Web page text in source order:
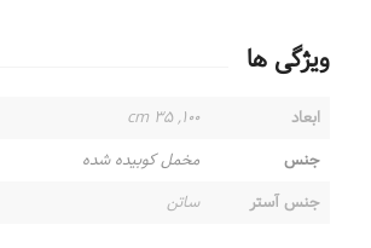
ویژگی ها
ابعاد
۱۰۰, ۳۵ cm
جنس
مخمل کوبیده شده
جنس آستر
ساتن